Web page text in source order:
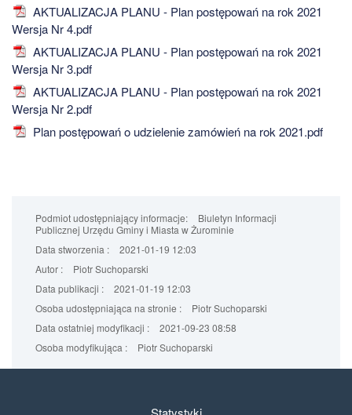
AKTUALIZACJA PLANU - Plan postępowań na rok 2021
Wersja Nr 4.pdf
AKTUALIZACJA PLANU - Plan postępowań na rok 2021
Wersja Nr 3.pdf
AKTUALIZACJA PLANU - Plan postępowań na rok 2021
Wersja Nr 2.pdf
Plan postępowań o udzielenie zamówień na rok 2021.pdf
Podmiot udostępniający informacje:
Biuletyn Informacji
Publicznej Urzędu Gminy i Miasta w Żurominie
Data stworzenia :
2021-01-19 12:03
Autor :
Piotr Suchoparski
Data publikacji :
2021-01-19 12:03
Osoba udostępniająca na stronie :
Piotr Suchoparski
Data ostatniej modyfikacji :
2021-09-23 08:58
Osoba modyfikująca :
Piotr Suchoparski